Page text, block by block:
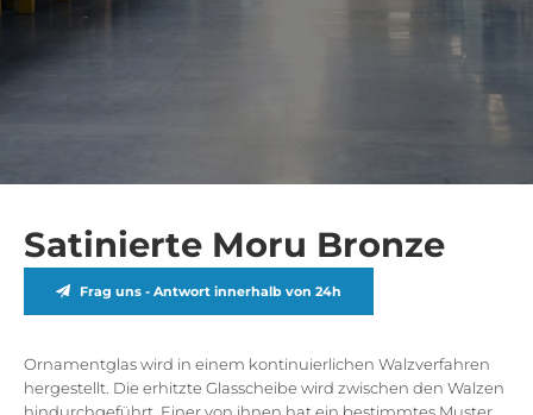
Satinierte Moru Bronze
Frag uns - Antwort innerhalb von 24h
Ornamentglas wird in einem kontinuierlichen Walzverfahren
hergestellt. Die erhitzte Glasscheibe wird zwischen den Walzen